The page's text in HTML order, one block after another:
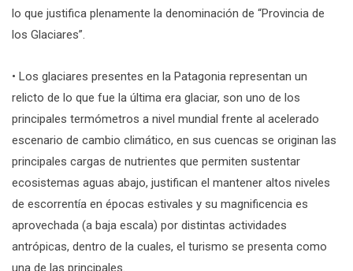
lo que justifica plenamente la denominación de “Provincia de
los Glaciares”.
• Los glaciares presentes en la Patagonia representan un
relicto de lo que fue la última era glaciar, son uno de los
principales termómetros a nivel mundial frente al acelerado
escenario de cambio climático, en sus cuencas se originan las
principales cargas de nutrientes que permiten sustentar
ecosistemas aguas abajo, justifican el mantener altos niveles
de escorrentía en épocas estivales y su magnificencia es
aprovechada (a baja escala) por distintas actividades
antrópicas, dentro de la cuales, el turismo se presenta como
una de las principales.